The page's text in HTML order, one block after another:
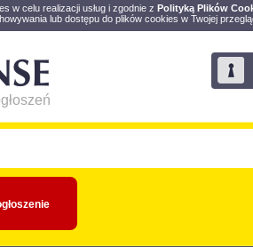
w celu realizacji usług i zgodnie z Polityką Plików
lub dostępu do plików cookies w Twojej